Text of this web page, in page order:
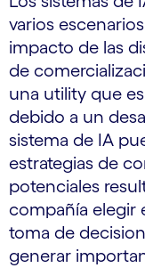
varios
impacto de las
de
una utility que
debido a un
sistema de IA
estrategias de
potenciales
compañía elegir
toma de
generar